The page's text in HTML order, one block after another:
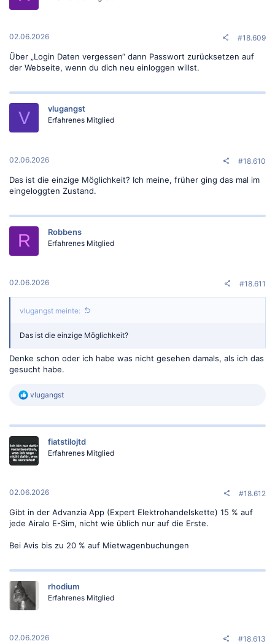
02.06.2026 #18.609
Über „Login Daten vergessen“ dann Passwort zurücksetzen auf
der Webseite, wenn du dich neu einloggen willst.
V vlugangst
Erfahrenes Mitglied
02.06.2026 #18.610
Das ist die einzige Möglichkeit? Ich meine, früher ging das mal im
eingeloggten Zustand.
R Robbens
Erfahrenes Mitglied
02.06.2026 #18.611
vlugangst meinte:
Das ist die einzige Möglichkeit?
Denke schon oder ich habe was nicht gesehen damals, als ich das
gesucht habe.
R
k
i
o
n
:
vlugangst
fiatstilojtd
Erfahrenes Mitglied
02.06.2026 #18.612
Gibt in der Advanzia App (Expert Elektrohandelskette) 15 % auf
jede Airalo E-Sim, nicht wie üblich nur auf die Erste.
Bei Avis bis zu 20 % auf Mietwagenbuchungen
rhodium
Erfahrenes Mitglied
02.06.2026 #18.613